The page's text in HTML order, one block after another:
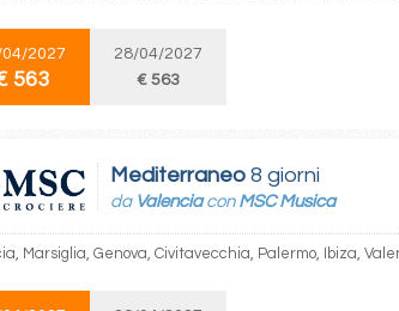
2027
563
28/04/2027
€ 563
Mediterraneo 8 giorni
da Valenciacon MSC Musica
Marsiglia, Genova, Civitavecchia, Palermo, Ibiza,